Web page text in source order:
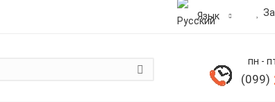
Язык
пн -
(099)